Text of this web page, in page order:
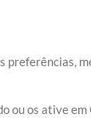
ou os ative